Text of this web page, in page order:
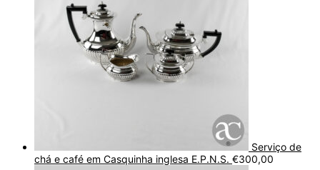
Serviço de
chá e café em Casquinha inglesa E.P.N.S. €300,00